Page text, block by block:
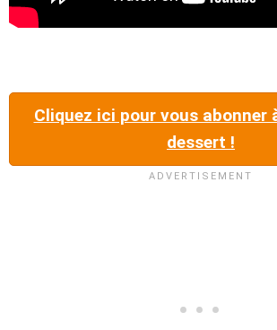
Cliquez ici pour vous abonner
dessert !